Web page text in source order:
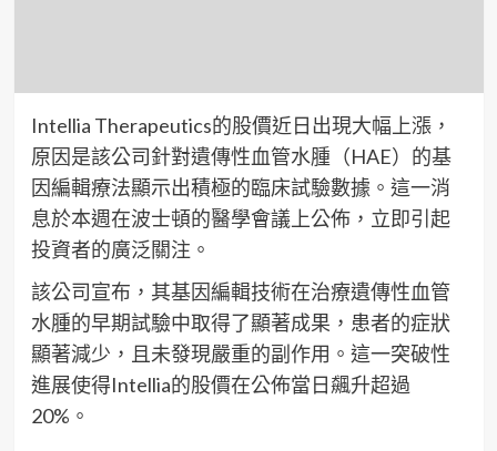
Intellia Therapeutics的股價近日出現大幅上漲，
原因是該公司針對遺傳性血管水腫（HAE）的基
因編輯療法顯示出積極的臨床試驗數據。這一消
息於本週在波士頓的醫學會議上公佈，立即引起
投資者的廣泛關注。
該公司宣布，其基因編輯技術在治療遺傳性血管
水腫的早期試驗中取得了顯著成果，患者的症狀
顯著減少，且未發現嚴重的副作用。這一突破性
進展使得Intellia的股價在公佈當日飆升超過
20%。